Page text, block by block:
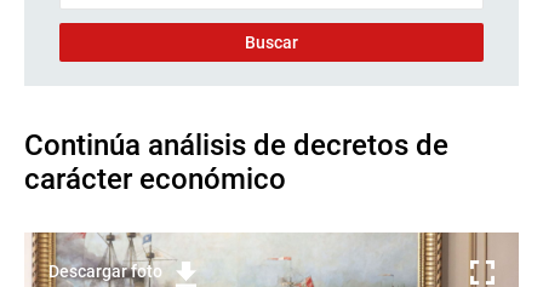
Continúa análisis de decretos de
carácter económico
Descargar foto